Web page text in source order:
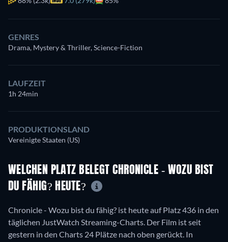
GENRES
Drama, Mystery & Thriller, Science-Fiction
LAUFZEIT
1h 24min
PRODUKTIONSLAND
Vereinigte Staaten (US)
WELCHEN PLATZ BELEGT CHRONICLE - WOZU BIST
DU FÄHIG? HEUTE?
Chronicle - Wozu bist du fähig? ist heute auf Platz 436 in den
täglichen JustWatch Streaming-Charts. Der Film ist seit
gestern in den Charts 24 Plätze nach oben gerückt. In